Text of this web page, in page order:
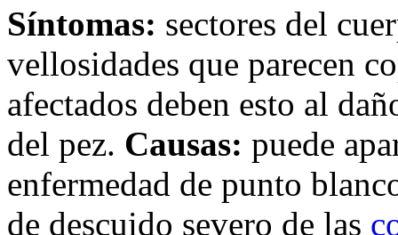
Síntomas: sectores del
vellosidades que parecen
afectados deben esto al
del pez. Causas: puede
enfermedad de punto
de descuido severo de las